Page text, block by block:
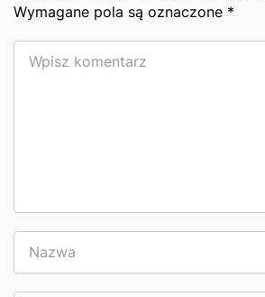
Wymagane pola są oznaczone *